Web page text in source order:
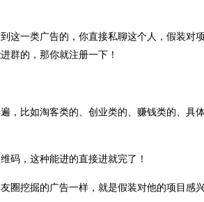
这一类广告的，你直接私聊这个人，假装对
群的，那你就注册一下！
，比如淘客类的、创业类的、赚钱类的、具
码，这种能进的直接进就完了！
圈挖掘的广告一样，就是假装对他的项目感